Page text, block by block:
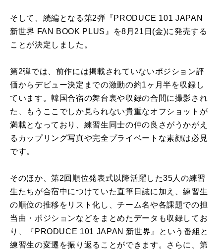
そして、続編となる第2弾『PRODUCE 101 JAPAN
新世界 FAN BOOK PLUS』を8月21日(金)に発売する
ことが決定しました。
第2弾では、前作には掲載されていないポジション評
価からデビュー決定までの激動の約1ヶ月半を収録し
ています。韓国合宿の舞台裏や収録の合間に撮影され
た、もうここでしか見られない貴重なオフショットが
満載となっており、練習生同士の仲の良さがうかがえ
るカップリング写真や完全プライベートな素顔は必見
です。
そのほか、第2回順位発表式以降活躍した35人の練習
生たちが合宿中につけていた直筆日誌に加え、練習生
の順位の推移をリスト化し、チーム名や各課題での担
当曲・ポジションなどをまとめたデータも収録してお
り、『PRODUCE 101 JAPAN 新世界』という番組と
練習生の変遷を振り返ることができます。さらに、第